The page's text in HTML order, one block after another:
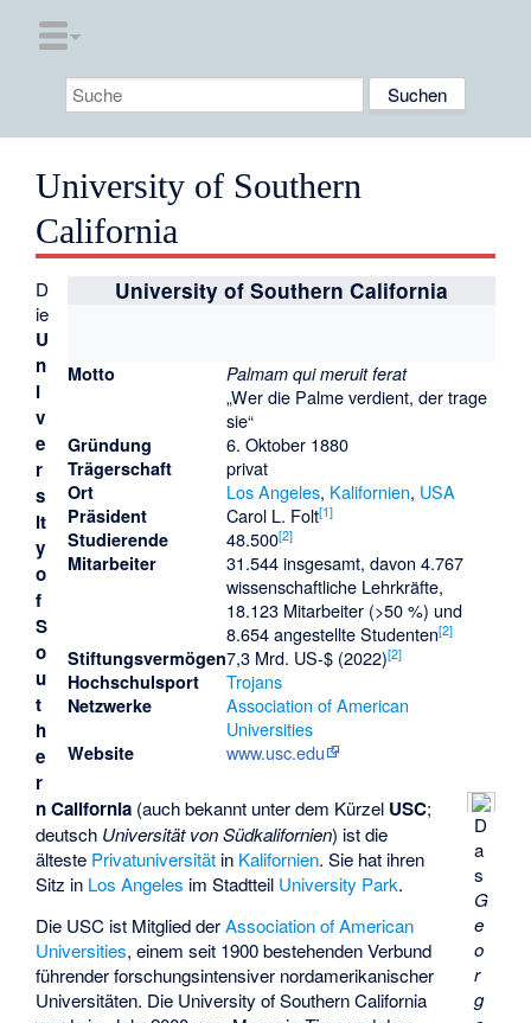
University of Southern
California
University of Southern California
Motto Palmam qui meruit ferat
„Wer die Palme verdient, der trage
sie“
Gründung 6. Oktober 1880
Trägerschaft privat
Ort Los Angeles, Kalifornien, USA
Präsident Carol L. Folt[1]
Studierende 48.500[2]
Mitarbeiter
31.544 insgesamt, davon 4.767
wissenschaftliche Lehrkräfte,
18.123 Mitarbeiter (>50 %) und
8.654 angestellte Studenten[2]
Stiftungsvermögen7,3 Mrd. US-$ (2022)[2]
Hochschulsport Trojans
Netzwerke
Association of American
Universities
Website www.usc.edu
D
a
s
G
e
o
r
g
D
ie
U
n
i
v
e
r
s
it
y
o
f
S
o
u
t
h
e
r
n California (auch bekannt unter dem Kürzel USC;
deutsch Universität von Südkalifornien) ist die
älteste Privatuniversität in Kalifornien. Sie hat ihren
Sitz in Los Angeles im Stadtteil University Park.
Die USC ist Mitglied derAssociation of American
Universities, einem seit 1900 bestehenden Verbund
führender forschungsintensiver nordamerikanischer
Universitäten. Die University of Southern California